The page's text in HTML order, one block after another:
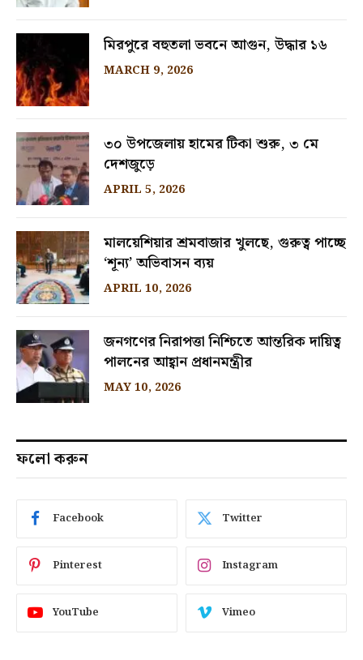
মিরপুরে বহুতলা ভবনে আগুন, উদ্ধার ১৬
MARCH 9, 2026
৩০ উপজেলায় হামের টিকা শুরু, ৩ মে
দেশজুড়ে
APRIL 5, 2026
মালয়েশিয়ার শ্রমবাজার খুলছে, গুরুত্ব পাচ্ছে
‘শূন্য’ অভিবাসন ব্যয়
APRIL 10, 2026
জনগণের নিরাপত্তা নিশ্চিতে আন্তরিক দায়িত্ব
পালনের আহ্বান প্রধানমন্ত্রীর
MAY 10, 2026
ফলো করুন
Facebook Twitter
Pinterest Instagram
YouTube Vimeo